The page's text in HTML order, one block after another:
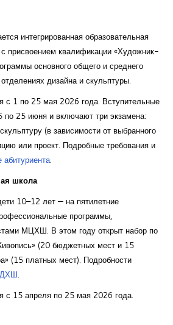
интегрированная образовательная
присвоением квалификации «Художник-
основного общего и среднего
дизайна и скульптуры.
с 1 по 25 мая 2026 года. Вступительные
по 25 июня и включают три экзамена:
(в зависимости от выбранного
или проект. Подробные требования и
абитуриента.
школа
10–12 лет — на пятилетние
программы,
МЦХШ. В этом году открыт набор по
(20 бюджетных мест и 15
(15 платных мест). Подробности
ДХШ.
с 15 апреля по 25 мая 2026 года.